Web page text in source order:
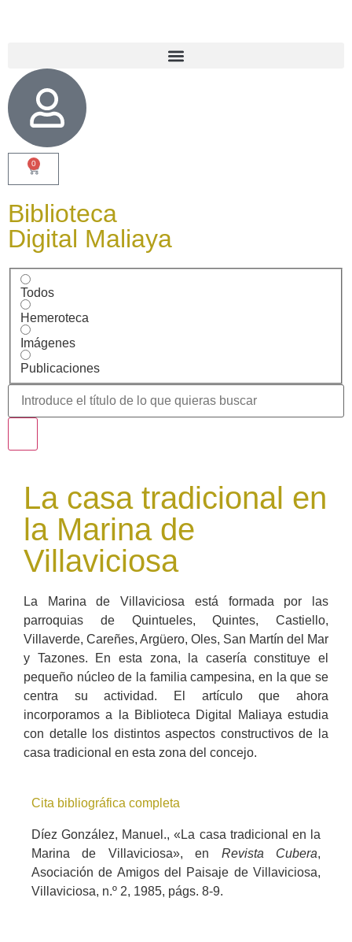
0
Biblioteca
Digital Maliaya
Todos
Hemeroteca
Imágenes
Publicaciones
La casa tradicional en
la Marina de
Villaviciosa
La Marina de Villaviciosa está formada por las
parroquias de Quintueles, Quintes, Castiello,
Villaverde, Careñes, Argüero, Oles, San Martín del Mar
y Tazones. En esta zona, la casería constituye el
pequeño núcleo de la familia campesina, en la que se
centra su actividad. El artículo que ahora
incorporamos a la Biblioteca Digital Maliaya estudia
con detalle los distintos aspectos constructivos de la
casa tradicional en esta zona del concejo.
Cita bibliográfica completa
Díez González, Manuel., «La casa tradicional en la
Marina de Villaviciosa», en Revista Cubera,
Asociación de Amigos del Paisaje de Villaviciosa,
Villaviciosa, n.º 2, 1985, págs. 8-9.